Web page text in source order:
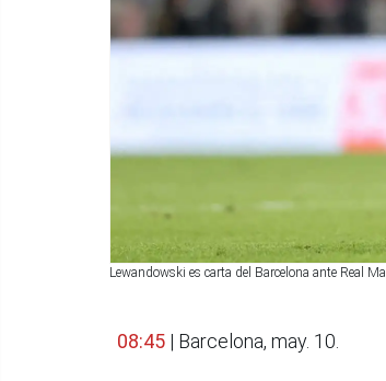
Lewandowski es carta del Barcelona ante Real
08:45 | Barcelona, may. 10.